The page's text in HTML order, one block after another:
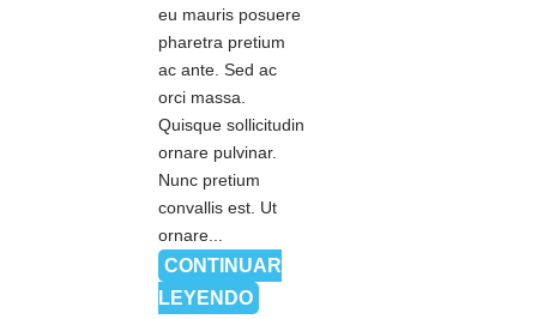
eu mauris posuere
pharetra pretium
ac ante. Sed ac
orci massa.
Quisque sollicitudin
ornare pulvinar.
Nunc pretium
convallis est. Ut
ornare...
CONTINUAR
LEYENDO